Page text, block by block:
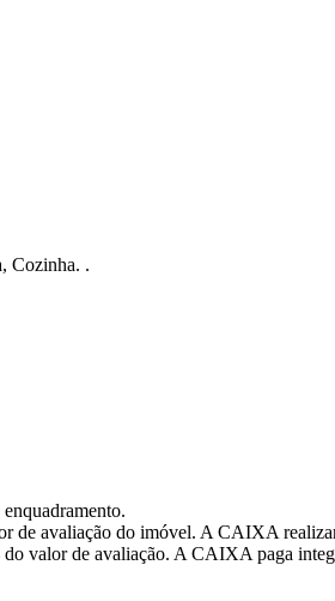
Cozinha. .
de avaliação do imóvel. A CAIXA
valor de avaliação. A CAIXA paga